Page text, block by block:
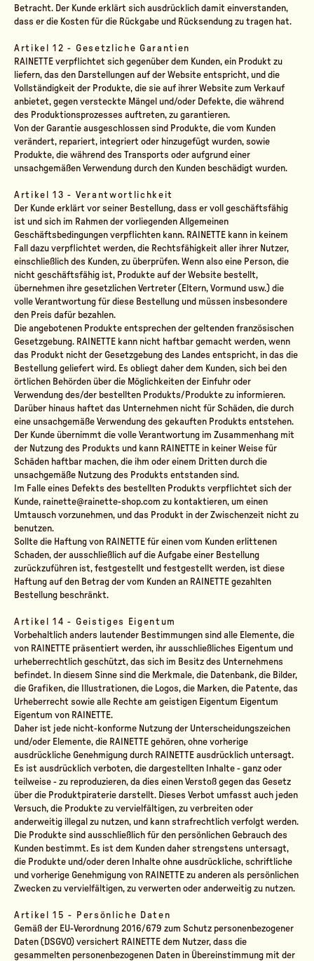
Betracht. Der Kunde erklärt sich ausdrücklich damit einverstanden,
dass er die Kosten für die Rückgabe und Rücksendung zu tragen hat.
Artikel 12 - Gesetzliche Garantien
RAINETTE verpflichtet sich gegenüber dem Kunden, ein Produkt zu
liefern, das den Darstellungen auf der Website entspricht, und die
Vollständigkeit der Produkte, die sie auf ihrer Website zum Verkauf
anbietet, gegen versteckte Mängel und/oder Defekte, die während
des Produktionsprozesses auftreten, zu garantieren.
Von der Garantie ausgeschlossen sind Produkte, die vom Kunden
verändert, repariert, integriert oder hinzugefügt wurden, sowie
Produkte, die während des Transports oder aufgrund einer
unsachgemäßen Verwendung durch den Kunden beschädigt wurden.
Artikel 13 - Verantwortlichkeit
Der Kunde erklärt vor seiner Bestellung, dass er voll geschäftsfähig
ist und sich im Rahmen der vorliegenden Allgemeinen
Geschäftsbedingungen verpflichten kann. RAINETTE kann in keinem
Fall dazu verpflichtet werden, die Rechtsfähigkeit aller ihrer Nutzer,
einschließlich des Kunden, zu überprüfen. Wenn also eine Person, die
nicht geschäftsfähig ist, Produkte auf der Website bestellt,
übernehmen ihre gesetzlichen Vertreter (Eltern, Vormund usw.) die
volle Verantwortung für diese Bestellung und müssen insbesondere
den Preis dafür bezahlen.
Die angebotenen Produkte entsprechen der geltenden französischen
Gesetzgebung. RAINETTE kann nicht haftbar gemacht werden, wenn
das Produkt nicht der Gesetzgebung des Landes entspricht, in das die
Bestellung geliefert wird. Es obliegt daher dem Kunden, sich bei den
örtlichen Behörden über die Möglichkeiten der Einfuhr oder
Verwendung des/der bestellten Produkts/Produkte zu informieren.
Darüber hinaus haftet das Unternehmen nicht für Schäden, die durch
eine unsachgemäße Verwendung des gekauften Produkts entstehen.
Der Kunde übernimmt die volle Verantwortung im Zusammenhang mit
der Nutzung des Produkts und kann RAINETTE in keiner Weise für
Schäden haftbar machen, die ihm oder einem Dritten durch die
unsachgemäße Nutzung des Produkts entstanden sind.
Im Falle eines Defekts des bestellten Produkts verpflichtet sich der
Kunde, rainette@rainette-shop.com zu kontaktieren, um einen
Umtausch vorzunehmen, und das Produkt in der Zwischenzeit nicht zu
benutzen.
Sollte die Haftung von RAINETTE für einen vom Kunden erlittenen
Schaden, der ausschließlich auf die Aufgabe einer Bestellung
zurückzuführen ist, festgestellt und festgestellt werden, ist diese
Haftung auf den Betrag der vom Kunden an RAINETTE gezahlten
Bestellung beschränkt.
Artikel 14 - Geistiges Eigentum
Vorbehaltlich anders lautender Bestimmungen sind alle Elemente, die
von RAINETTE präsentiert werden, ihr ausschließliches Eigentum und
urheberrechtlich geschützt, das sich im Besitz des Unternehmens
befindet. In diesem Sinne sind die Merkmale, die Datenbank, die Bilder,
die Grafiken, die Illustrationen, die Logos, die Marken, die Patente, das
Urheberrecht sowie alle Rechte am geistigen Eigentum Eigentum
Eigentum von RAINETTE.
Daher ist jede nicht-konforme Nutzung der Unterscheidungszeichen
und/oder Elemente, die RAINETTE gehören, ohne vorherige
ausdrückliche Genehmigung durch RAINETTE ausdrücklich untersagt.
Es ist ausdrücklich verboten, die dargestellten Inhalte - ganz oder
teilweise - zu reproduzieren, da dies einen Verstoß gegen das Gesetz
über die Produktpiraterie darstellt. Dieses Verbot umfasst auch jeden
Versuch, die Produkte zu vervielfältigen, zu verbreiten oder
anderweitig illegal zu nutzen, und kann strafrechtlich verfolgt werden.
Die Produkte sind ausschließlich für den persönlichen Gebrauch des
Kunden bestimmt. Es ist dem Kunden daher strengstens untersagt,
die Produkte und/oder deren Inhalte ohne ausdrückliche, schriftliche
und vorherige Genehmigung von RAINETTE zu anderen als persönlichen
Zwecken zu vervielfältigen, zu verwerten oder anderweitig zu nutzen.
Artikel 15 - Persönliche Daten
Gemäß der EU-Verordnung 2016/679 zum Schutz personenbezogener
Daten (DSGVO) versichert RAINETTE dem Nutzer, dass die
gesammelten personenbezogenen Daten in Übereinstimmung mit der